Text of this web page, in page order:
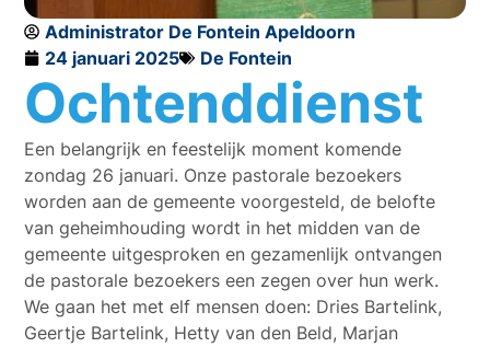
Administrator De Fontein Apeldoorn
24 januari 2025
De Fontein
Ochtenddienst
Een belangrijk en feestelijk moment komende
zondag 26 januari. Onze pastorale bezoekers
worden aan de gemeente voorgesteld, de belofte
van geheimhouding wordt in het midden van de
gemeente uitgesproken en gezamenlijk ontvangen
de pastorale bezoekers een zegen over hun werk.
We gaan het met elf mensen doen: Dries Bartelink,
Geertje Bartelink, Hetty van den Beld, Marjan